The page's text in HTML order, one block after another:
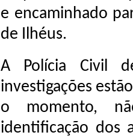
e encaminhado
de Ilhéus.
A Polícia Civil
investigações
o momento,
identificação dos